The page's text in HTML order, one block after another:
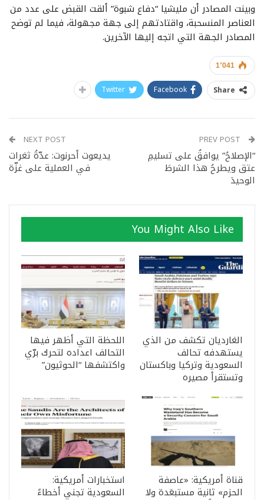
وبينت المصادر أن مليشيا “دفاع شبوة” ألقت القبض على عدد من
العناصر المنسحبة، واقتادتهم إلى جهة مجهولة، فيما لم توضح
المصادر الجهة التي اتجه إليها الآخرين.
1٬041
Share
Facebook
Twitter
“الإصلاحُ” يوافقُ على تسليمِ
عتق ويطرحُ هذا الشرطَ
الوحيدَ
NEXT POST
يديعوت أحرنوت: عدّةُ ثغرات
في العملية على غزّة
You Might Also Like
الغارديان تكشف من الذي
يستهدفه تحالف
السعودية وتركيا وباكستان
وتستقرأ مصيره
اللحظة التي أظهر فيها
التحالف اعداده لتحرك برّي
واكتشفها “الحوثيون”
قناة أمريكية: «عاصفة
الحزم» ثانية مستبعَدة ولا
استخبارات أمريكية:
السعودية تجني أخطاءً